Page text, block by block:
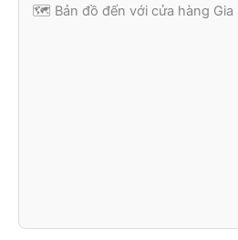
🗺️ Bản đồ đến với cửa hàng Gia